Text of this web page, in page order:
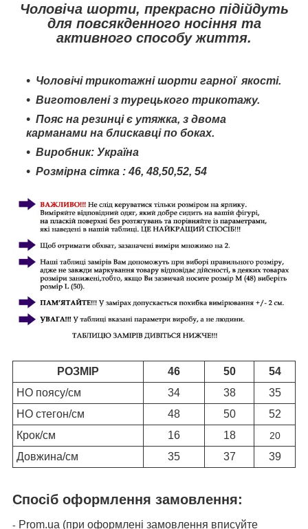
Чоловіча шорти, прекрасно підійдуть
для повсякденного носіння та
активного способу життя.
Чоловічі трикотажні шорти гарної якості.
Виготовлені з турецького трикотажу.
Пояс на резинці є утяжка, з двома
карманами на блискавці по боках.
Виробник: Україна
Розмірна сітка : 46, 48,50,52, 54
РОЗМІР 46 50
54
НО поясу/см
34 38
35
НО стегон/см
48 50
52
Крок/см
16 18 20
Довжина/см 35 37 39
Спосіб оформлення замовлення:
- Prom.ua (при оформлені замовлення вписуйте